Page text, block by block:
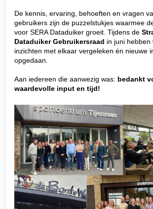
De kennis, ervaring, behoeften en vragen
gebruikers zijn de puzzelstukjes waarmee
voor SERA Dataduiker groeit. Tijdens de
Dataduiker Gebruikersraad in juni hebben
inzichten met elkaar vergeleken én nieuwe
opgedaan.
Aan iedereen die aanwezig was: bedankt
waardevolle input en tijd!